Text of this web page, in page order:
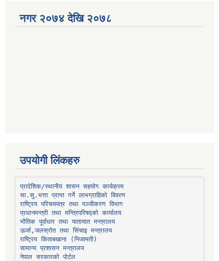
नगर २०७४ देखि २०७८
उपयोगी लिंकहरु
प्रादेशिक/स्थानीय शासन सहयोग कार्यक्रम
सा.सु.भत्ता प्राप्त गर्ने लाभग्राहिको विवरण
राष्ट्रिय परिचयपत्र तथा पञ्‍जीकरण विभाग
प्रधानमन्त्री तथा मन्त्रिपरिषद्को कार्यालय
भौतिक पूर्वाधार तथा यातायात मन्त्रालय
ऊर्जा,जलस्रोत तथा सिंचाइ मन्त्रालय
सामान्य प्रशासन मन्त्रालय
नेपाल सरकारको पोर्टल